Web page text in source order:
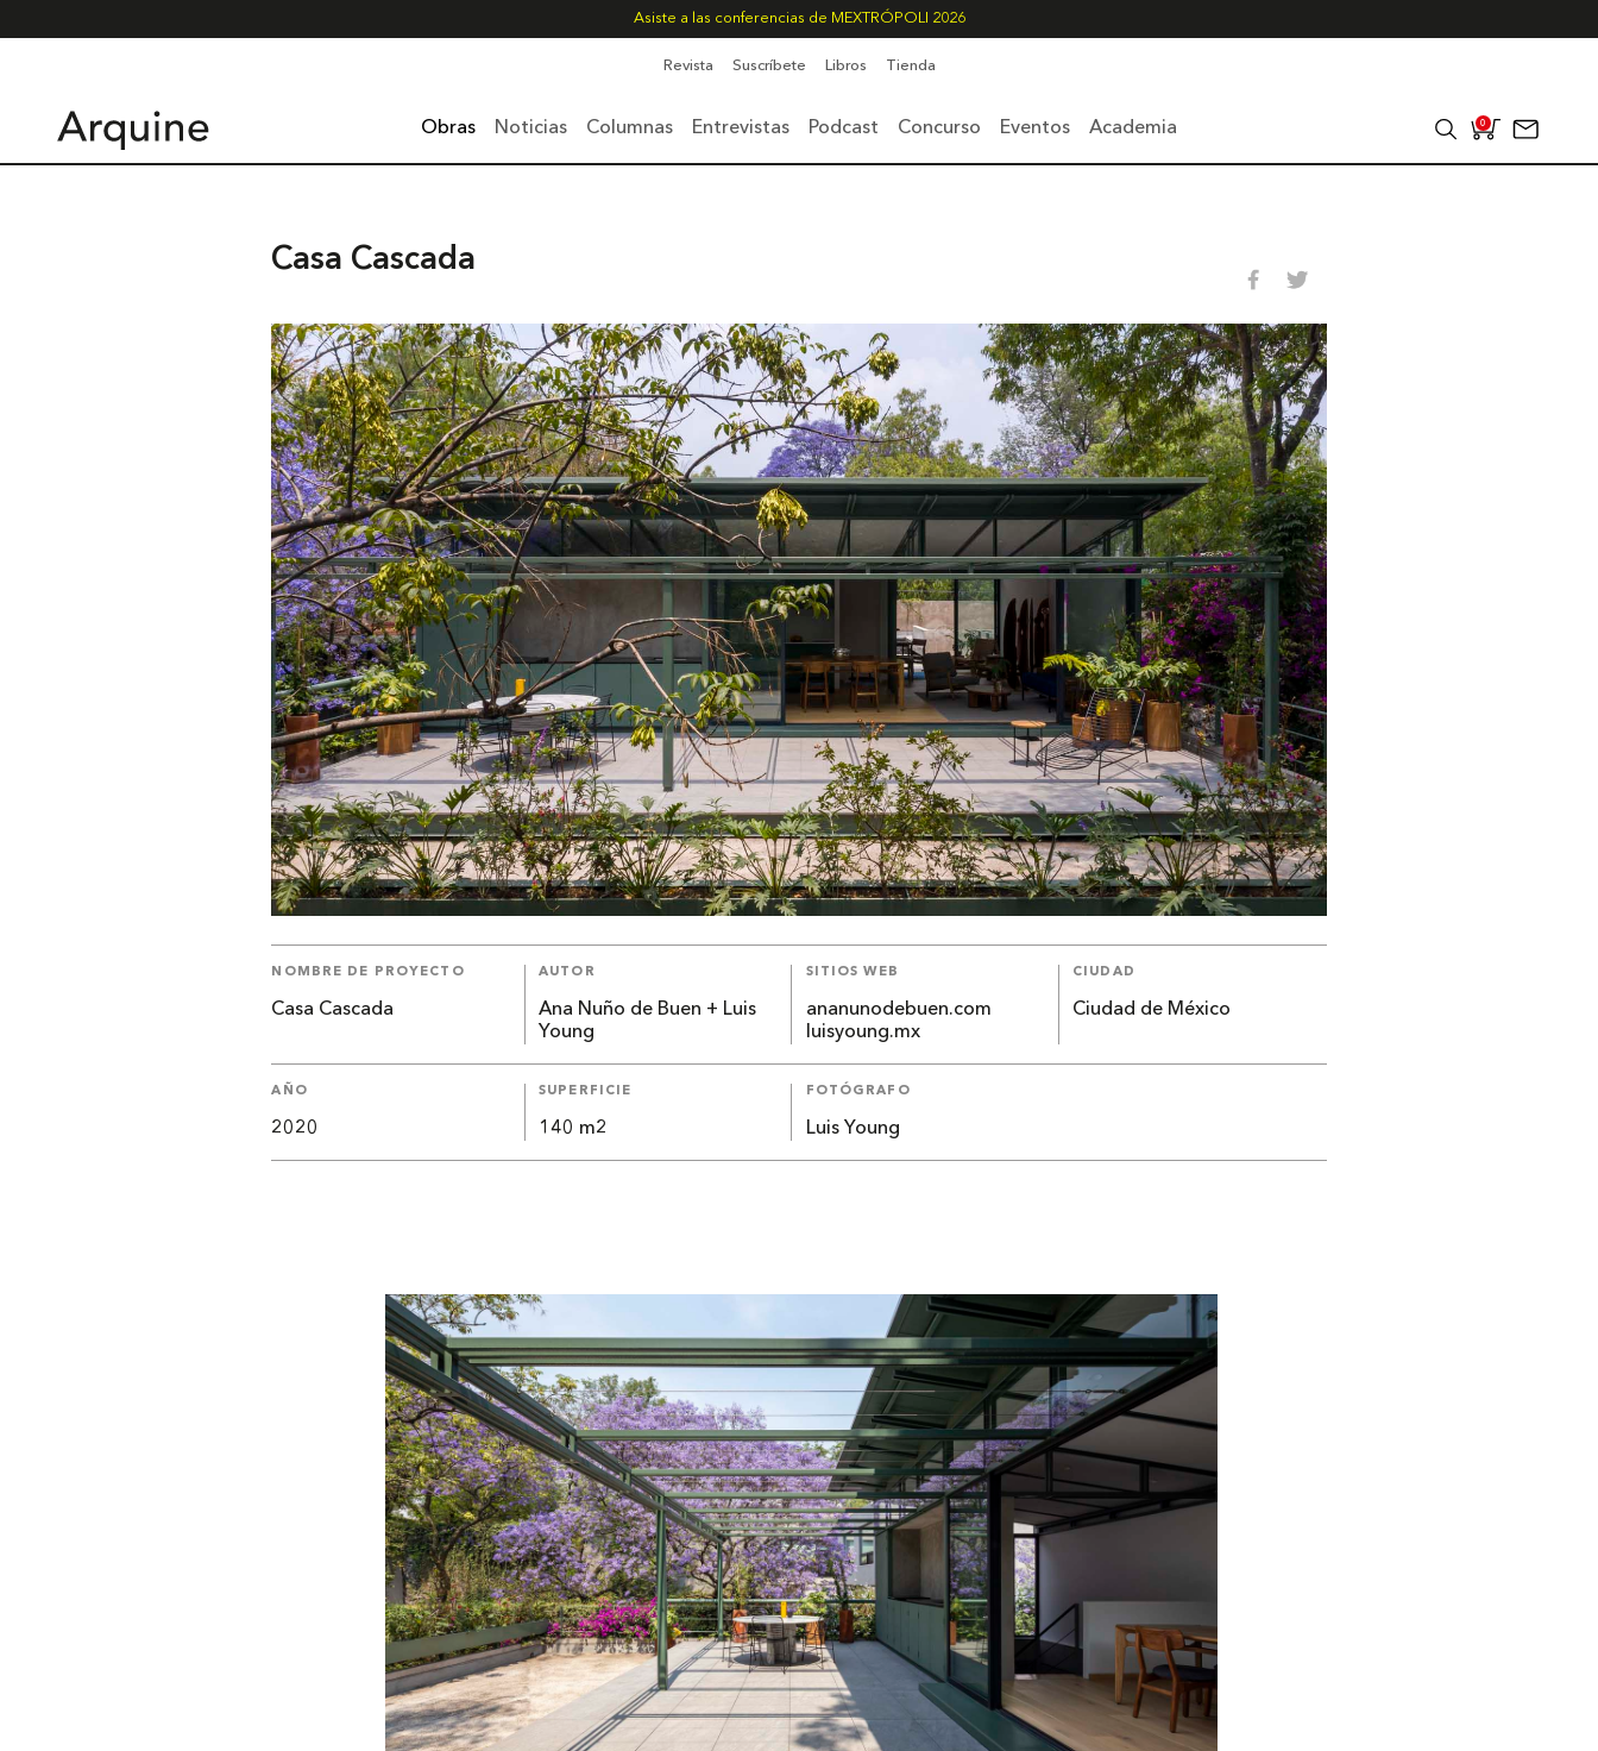
Asiste a las conferencias de MEXTRÓPOLI 2026
Revista Suscríbete Libros Tienda
Obras Noticias Columnas Entrevistas Podcast Concurso Eventos Academia 0
Casa Cascada
NOMBRE DE PROYECTO
Casa Cascada
AUTOR
Ana Nuño de Buen + Luis
Young
SITIOS WEB
ananunodebuen.com
luisyoung.mx
CIUDAD
Ciudad de México
AÑO
2020
SUPERFICIE
140 m2
FOTÓGRAFO
Luis Young